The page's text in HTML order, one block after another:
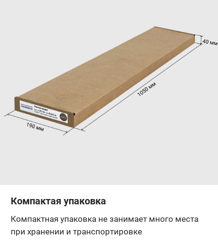
Компактая упаковка
Компактная упаковка не занимает много места
при хранении и транспортировке